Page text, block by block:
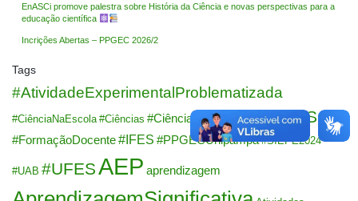
EnASCi promove palestra sobre História da Ciência e novas perspectivas para a
educação científica
Incrições Abertas – PPGEC 2026/2
Tags
#AtividadeExperimentalProblematizada
#CiênciaNaEscola #Ciências #CiênciasDaNatureza#EnASCi
#FormaçãoDocente#IFES #PPGECUnipampa #SIEPE2024
#UAB #UFESAEP aprendizagem